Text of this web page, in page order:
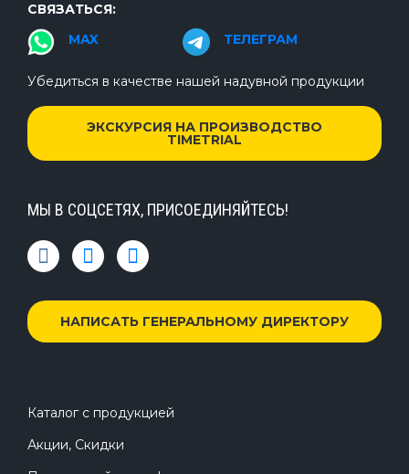
СВЯЗАТЬСЯ:
MAX
ТЕЛЕГРАМ
Убедиться в качестве нашей надувной продукции
ЭКСКУРСИЯ НА ПРОИЗВОДСТВО
TIMETRIAL
МЫ В СОЦСЕТЯХ, ПРИСОЕДИНЯЙТЕСЬ!
НАПИСАТЬ ГЕНЕРАЛЬНОМУ ДИРЕКТОРУ
Каталог с продукцией
Акции, Скидки